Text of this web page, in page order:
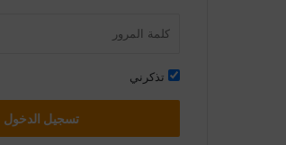
تذكرني
تسجيل الدخول